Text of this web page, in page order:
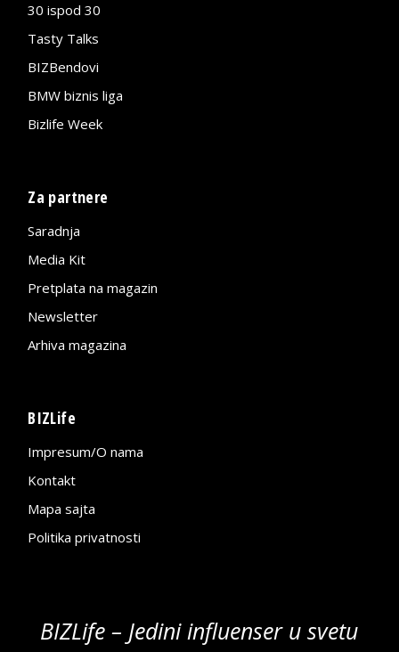
30 ispod 30
Tasty Talks
BIZBendovi
BMW biznis liga
Bizlife Week
Za partnere
Saradnja
Media Kit
Pretplata na magazin
Newsletter
Arhiva magazina
BIZLife
Impresum/O nama
Kontakt
Mapa sajta
Politika privatnosti
BIZLife – Jedini influenser u svetu